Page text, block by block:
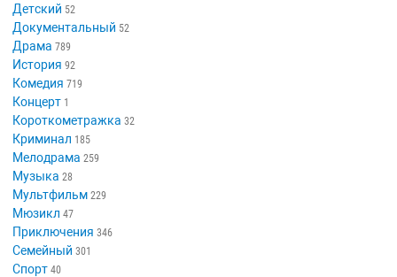
Детский 52
Документальный 52
Драма 789
История 92
Комедия 719
Концерт 1
Короткометражка 32
Криминал 185
Мелодрама 259
Музыка 28
Мультфильм 229
Мюзикл 47
Приключения 346
Семейный 301
Спорт 40